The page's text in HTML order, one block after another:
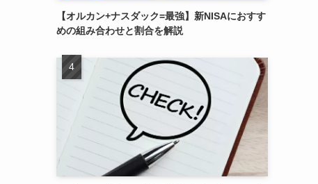
【オルカン+ナスダック=最強】新NISAにおすす
めの組み合わせと割合を解説